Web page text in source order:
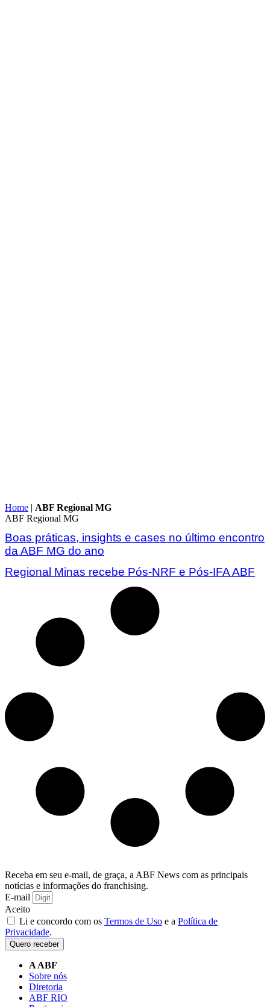
Home | ABF Regional MG
ABF Regional MG
Boas práticas, insights e cases no último encontro
da ABF MG do ano
Regional Minas recebe Pós-NRF e Pós-IFA ABF
Receba em seu e-mail, de graça, a ABF News com as principais
notícias e informações do franchising.
E-mail
Aceito
Li e concordo com os Termos de Uso e a Política de
Privacidade.
Quero receber
A ABF
Sobre nós
Diretoria
ABF RIO